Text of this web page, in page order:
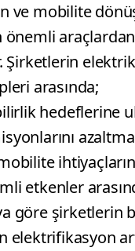
ve mobilite
önemli
Şirketlerin
arasında;
hedeflerine
etkenler
göre şirketlerin
elektrifikasyon